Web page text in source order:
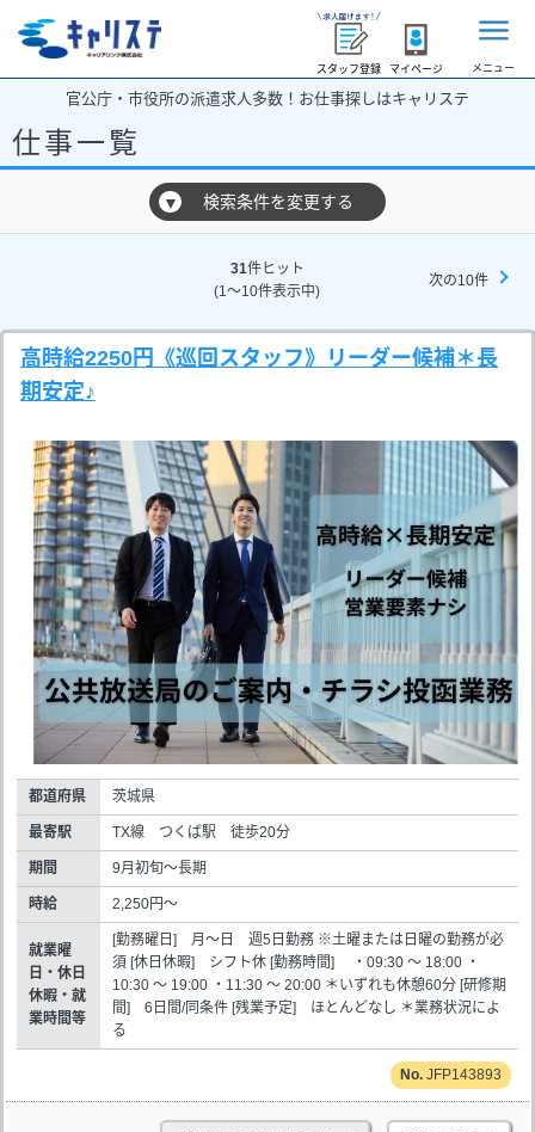
スタッフ登録 マイページ メニュー
官公庁・市役所の派遣求人多数！お仕事探しはキャリステ
仕事一覧
▼ 検索条件を変更する
31件ヒット
(1～10件表示中)
次の10件
高時給2250円《巡回スタッフ》リーダー候補＊長
期安定♪
都道府県 茨城県
最寄駅 TX線 つくば駅 徒歩20分
期間 9月初旬～長期
時給 2,250円～
就業曜
日・休日
休暇・就
業時間等
[勤務曜日] 月～日 週5日勤務 ※土曜または日曜の勤務が必
須 [休日休暇] シフト休 [勤務時間] ・09:30 ～ 18:00 ・
10:30 ～ 19:00 ・11:30 ～ 20:00 ＊いずれも休憩60分 [研修期
間] 6日間/同条件 [残業予定] ほとんどなし ＊業務状況によ
る
JFP143893